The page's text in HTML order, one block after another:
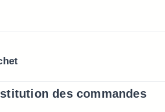
des commandes